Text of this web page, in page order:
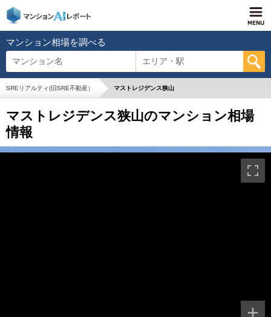
マンション相場を調べる
マンション名 エリア・駅
SREリアルティ(旧SRE不動産） マストレジデンス狭山
マストレジデンス狭山のマンション相場
情報